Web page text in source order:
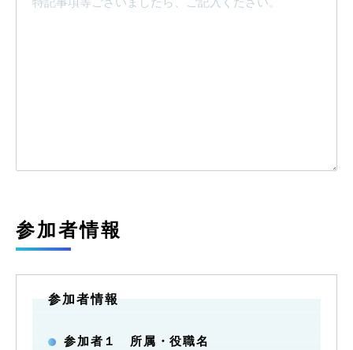
参加者情報
参加者１ 所属・役職名